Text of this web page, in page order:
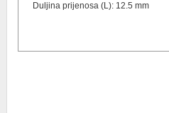
Duljina prijenosa (L): 12.5 mm